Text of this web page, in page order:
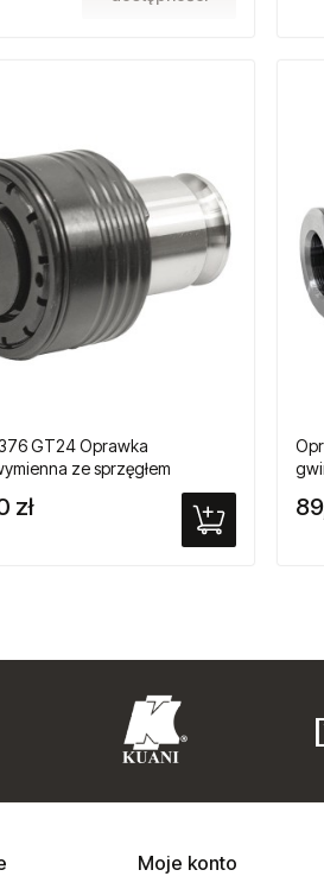
GT24 Oprawka
ze sprzęgłem
do gwintowników
zł
Moje konto